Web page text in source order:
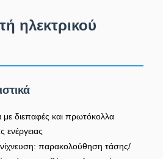
ηλεκτρικού
διεπαφές και πρωτόκολλα
ενέργειας
παρακολούθηση τάσης/